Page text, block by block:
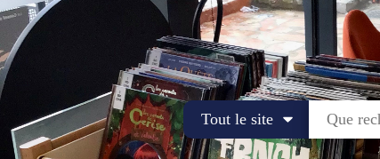
Tout le site